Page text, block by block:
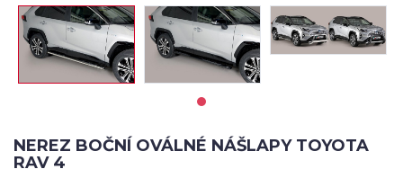
NEREZ BOČNÍ OVÁLNÉ NÁŠLAPY TOYOTA
RAV 4